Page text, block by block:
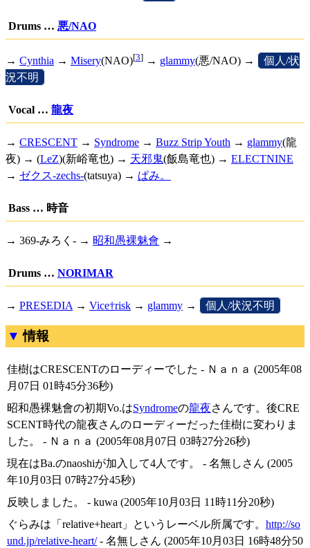
Drums … 悪/NAO
→ Cynthia → Misery(NAO)[3] → glammy(悪/NAO) →
個人/状
況不明
Vocal … 龍夜
→ CRESCENT → Syndrome → Buzz Strip Youth → glammy(龍
夜) → (LeZ)(新峪竜也) → 天邪鬼(飯島竜也) → ELECTNINE
→ ゼクス-zechs-(tatsuya) → ぱみ。
Bass … 時音
→ 369-みろく- → 昭和愚裸魅會 →
Drums … NORIMAR
→ PRESEDIA → Vice†risk → glammy → 個人/状況不明
情報
佳樹はCRESCENTのローディーでした - Ｎａｎａ (2005年08
月07日 01時45分36秒)
昭和愚裸魅會の初期Vo.はSyndromeの龍夜さんです。後CRE
SCENT時代の龍夜さんのローディーだった佳樹に変わりま
した。 - Ｎａｎａ (2005年08月07日 03時27分26秒)
現在はBa.のnaoshiが加入して4人です。 - 名無しさん (2005
年10月03日 07時27分45秒)
反映しました。 - kuwa (2005年10月03日 11時11分20秒)
ぐらみは「relative+heart」というレーベル所属です。 http://so
und.jp/relative-heart/- 名無しさん (2005年10月03日 16時48分50